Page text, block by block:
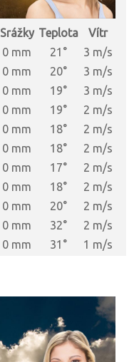
Srážky Teplota
Vítr
0 mm 21°
3 m/s
0 mm 20°
3 m/s
0 mm 19°
3 m/s
0 mm 19°
2 m/s
0 mm 18°
2 m/s
0 mm 18°
2 m/s
0 mm 17°
2 m/s
0 mm 18°
2 m/s
0 mm 20°
2 m/s
0 mm 32°
2 m/s
0 mm 31° 1 m/s